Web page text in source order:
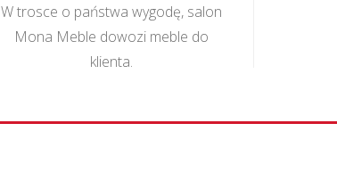
W trosce o państwa wygodę, salon
Mona Meble dowozi meble do
klienta.